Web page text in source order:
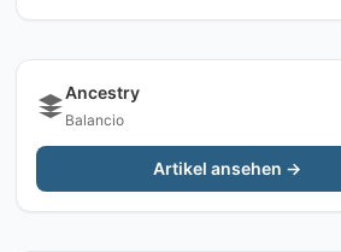
Ancestry
Balancio
Artikel ansehen →